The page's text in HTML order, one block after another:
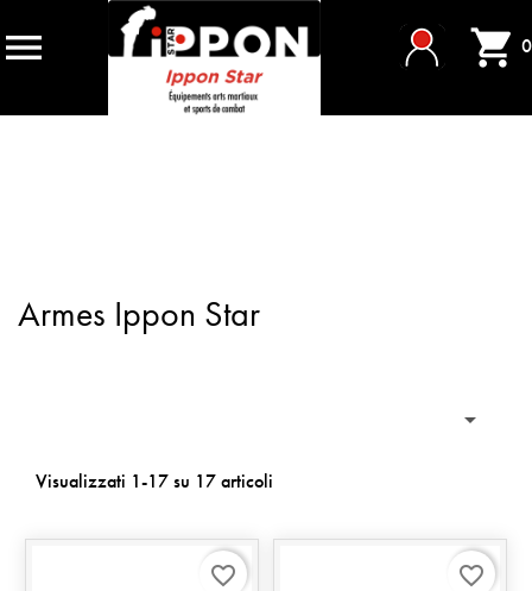
  0
Armes Ippon Star

Visualizzati 1-17 su 17 articoli
favorite_border favorite_border